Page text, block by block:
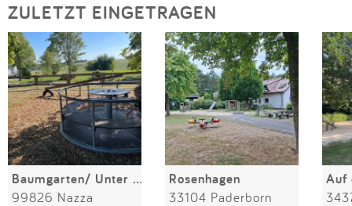
ZULETZT EINGETRAGEN
Baumgarten/ Unter den Linden
99826 Nazza
Rosenhagen
33104 Paderborn
Auf